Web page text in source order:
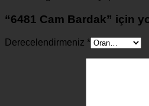
“6481 Cam Bardak” için
Derecelendirmeniz *